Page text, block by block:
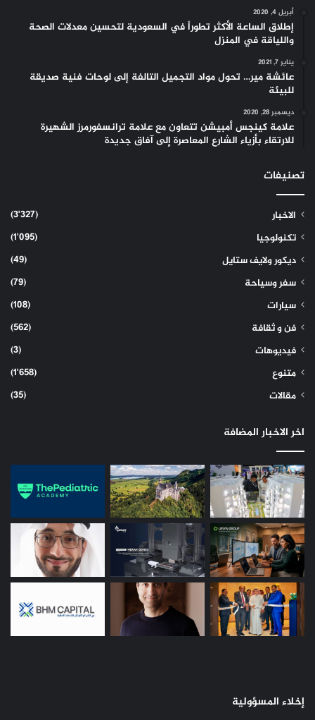
أبريل 4, 2020
إطلاق الساعة الأكثر تطوراً في السعودية لتحسين معدلات الصحة
واللياقة في المنزل
يناير 7, 2021
عائشة مير… تحول مواد التجميل التالفة إلى لوحات فنية صديقة
للبيئة
ديسمبر 28, 2020
علامة كينجس أمبيشن تتعاون مع علامة ترانسفورمرز الشهيرة
للارتقاء بأزياء الشارع المعاصرة إلى آفاق جديدة
تصنيفات
الاخبار
(3٬327)
تكنولوجيا
(1٬095)
ديكور ولايف ستايل
(49)
سفر وسياحة
(79)
سيارات
(108)
فن و ثقافة
(562)
فيديوهات
(3)
متنوع
(1٬658)
مقالات
(35)
اخر الاخبار المضافة
إخلاء المسؤولية